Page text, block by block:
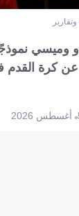
وميسي
كرة القدم